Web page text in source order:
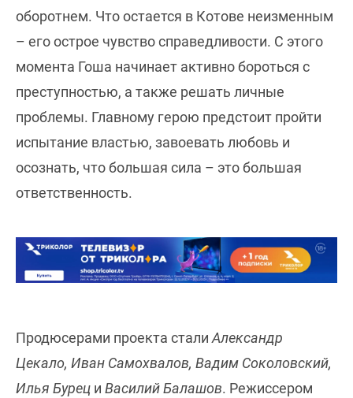
оборотнем. Что остается в Котове неизменным
– его острое чувство справедливости. С этого
момента Гоша начинает активно бороться с
преступностью, а также решать личные
проблемы. Главному герою предстоит пройти
испытание властью, завоевать любовь и
осознать, что большая сила – это большая
ответственность.
Продюсерами проекта сталиАлександр
Цекало, Иван Самохвалов, Вадим Соколовский,
Илья Бурец и Василий Балашов. Режиссером